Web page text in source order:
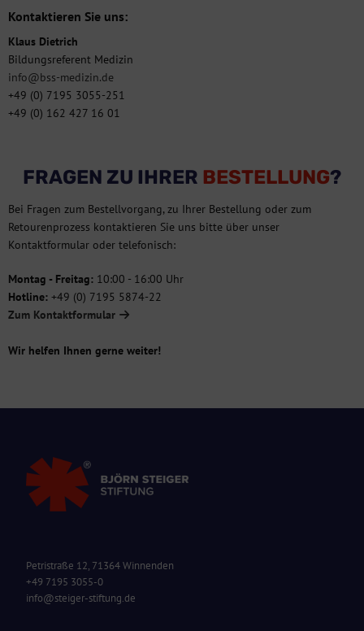
Kontaktieren Sie uns:
Klaus Dietrich
Bildungsreferent Medizin
info@bss-medizin.de
+49 (0) 7195 3055-251
+49 (0) 162 427 16 01
FRAGEN ZU IHRER BESTELLUNG?
Bei Fragen zum Bestellvorgang, zu Ihrer Bestellung oder zum
Retourenprozess kontaktieren Sie uns bitte über unser
Kontaktformular oder telefonisch:
Montag - Freitag: 10:00 - 16:00 Uhr
Hotline: +49 (0) 7195 5874-22
Zum Kontaktformular
Wir helfen Ihnen gerne weiter!
Petristraße 12, 71364 Winnenden
+49 7195 3055-0
info@steiger-stiftung.de